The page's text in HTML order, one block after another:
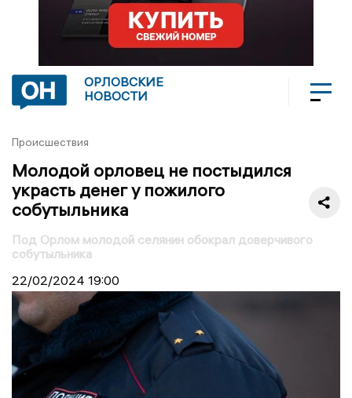
ОРЛОВСКИЕ
НОВОСТИ
Происшествия
Молодой орловец не постыдился
украсть денег у пожилого
собутыльника
Под Орлом молодой селянин обокрал доверчивого
собутыльника
22/02/2024 19:00